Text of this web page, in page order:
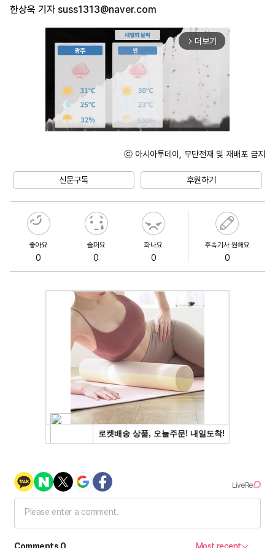
한상욱 기자 suss1313@naver.com
arrow_forward_ios 더보기
ⓒ 아시아투데이, 무단전재 및 재배포 금지
신문구독 후원하기
좋아요
0
슬퍼요
0
화나요
0
후속기사 원해요
0